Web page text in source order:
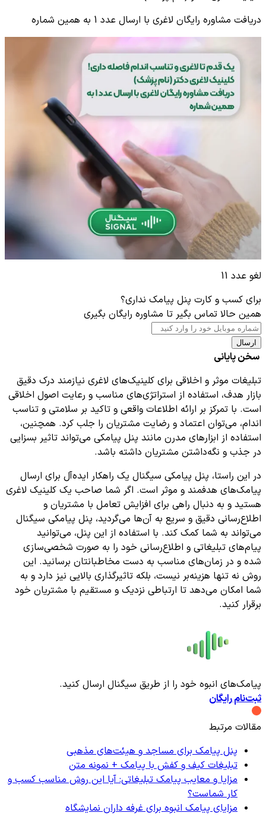
دریافت مشاوره رایگان لاغری با ارسال عدد 1 به همین شماره
لغو عدد 11
برای کسب و کارت پنل پیامک نداری؟
همین حالا تماس بگیر تا مشاوره رایگان بگیری
ارسال
سخن پایانی
تبلیغات موثر و اخلاقی برای کلینیک‌های لاغری نیازمند درک دقیق
بازار هدف، استفاده از استراتژی‌های مناسب و رعایت اصول اخلاقی
است. با تمرکز بر ارائه اطلاعات واقعی و تاکید بر سلامتی و تناسب
اندام، می‌توان اعتماد و رضایت مشتریان را جلب کرد. همچنین،
استفاده از ابزارهای مدرن مانند پنل پیامکی می‌تواند تاثیر بسزایی
در جذب و نگه‌داشتن مشتریان داشته باشد.
در این راستا، پنل پیامکی سیگنال یک راهکار ایده‌آل برای ارسال
پیامک‌های هدفمند و موثر است. اگر شما صاحب یک کلینیک لاغری
هستید و به دنبال راهی برای افزایش تعامل با مشتریان و
اطلاع‌رسانی دقیق و سریع به آن‌ها می‌گردید، پنل پیامکی سیگنال
می‌تواند به شما کمک کند. با استفاده از این پنل، می‌توانید
پیام‌های تبلیغاتی و اطلاع‌رسانی خود را به صورت شخصی‌سازی
شده و در زمان‌های مناسب به دست مخاطبانتان برسانید. این
روش نه تنها هزینه‌بر نیست، بلکه تاثیرگذاری بالایی نیز دارد و به
شما امکان می‌دهد تا ارتباطی نزدیک و مستقیم با مشتریان خود
برقرار کنید.
پیامک‌های انبوه خود را از طریق سیگنال ارسال کنید.
ثبت‌نام رایگان
مقالات مرتبط
پنل پیامک برای مساجد و هیئت‌های مذهبی
تبلیغات کیف و کفش با پیامک + نمونه متن
مزایا و معایب پیامک تبلیغاتی: آیا این روش مناسب کسب و
کار شماست؟
مزایای پیامک انبوه برای غرفه داران نمایشگاه